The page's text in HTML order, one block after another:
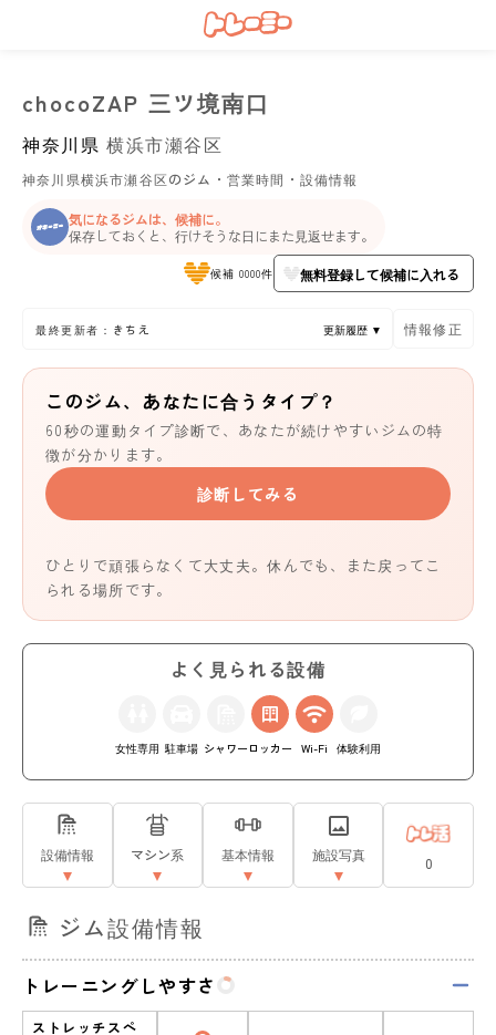
chocoZAP 三ツ境南口
神奈川県 横浜市瀬谷区
神奈川県横浜市瀬谷区のジム・営業時間・設備情報
気になるジムは、候補に。
保存しておくと、行けそうな日にまた見返せます。
候補 0000件 無料登録して候補に入れる
最終更新者：きちえ 更新履歴 ▼ 情報修正
このジム、あなたに合うタイプ？
60秒の運動タイプ診断で、あなたが続けやすいジムの特
徴が分かります。
診断してみる
ひとりで頑張らなくて大丈夫。休んでも、また戻ってこ
られる場所です。
よく見られる設備
女性専用 駐車場 シャワー ロッカー Wi-Fi 体験利用
設備情報 マシン系 基本情報 施設写真 0
ジム設備情報
トレーニングしやすさ
ストレッチスペ